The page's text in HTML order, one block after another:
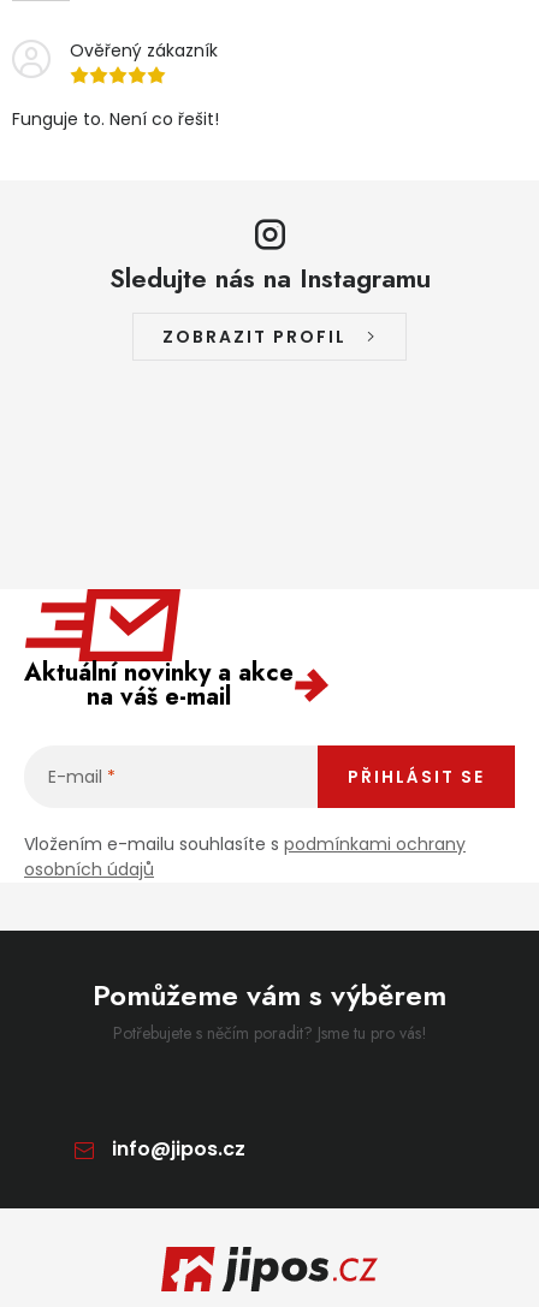
Ověřený zákazník
Funguje to. Není co řešit!
Sledujte nás na Instagramu
ZOBRAZIT PROFIL
Aktuální novinky a akce
na váš e-mail
E-mail
Vložením e-mailu souhlasíte s podmínkami ochrany
osobních údajů
PŘIHLÁSIT SE
Pomůžeme vám s výběrem
Potřebujete s něčím poradit? Jsme tu pro vás!
info@jipos.cz